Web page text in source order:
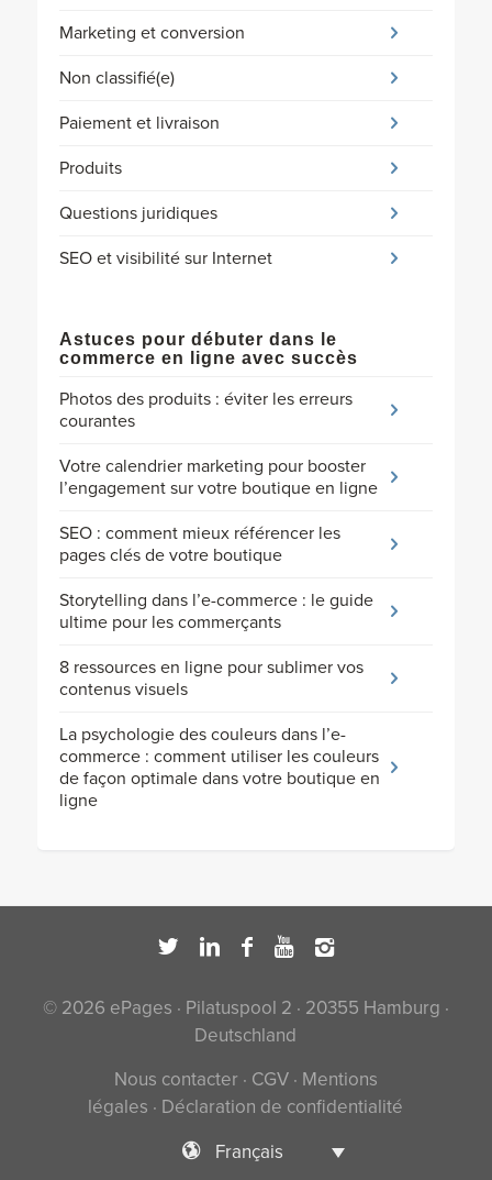
Marketing et conversion
Non classifié(e)
Paiement et livraison
Produits
Questions juridiques
SEO et visibilité sur Internet
Astuces pour débuter dans le
commerce en ligne avec succès
Photos des produits : éviter les erreurs
courantes
Votre calendrier marketing pour booster
l’engagement sur votre boutique en ligne
SEO : comment mieux référencer les
pages clés de votre boutique
Storytelling dans l’e-commerce : le guide
ultime pour les commerçants
8 ressources en ligne pour sublimer vos
contenus visuels
La psychologie des couleurs dans l’e-
commerce : comment utiliser les couleurs
de façon optimale dans votre boutique en
ligne
© 2026 ePages · Pilatuspool 2 · 20355 Hamburg ·
Deutschland
Nous contacter · CGV· Mentions
légales · Déclaration de confidentialité
Français